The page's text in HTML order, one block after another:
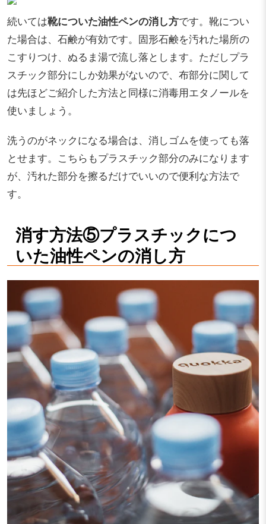
続いては靴についた油性ペンの消し方です。靴につい
た場合は、石鹸が有効です。固形石鹸を汚れた場所の
こすりつけ、ぬるま湯で流し落とします。ただしプラ
スチック部分にしか効果がないので、布部分に関して
は先ほどご紹介した方法と同様に消毒用エタノールを
使いましょう。
洗うのがネックになる場合は、消しゴムを使っても落
とせます。こちらもプラスチック部分のみになります
が、汚れた部分を擦るだけでいいので便利な方法で
す。
消す方法⑤プラスチックにつ
いた油性ペンの消し方